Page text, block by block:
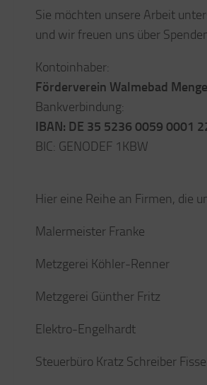
Sie möchten unsere Arbeit
und wir freuen uns über
Kontoinhaber:
Förderverein Walmebad
Bankverbindung:
IBAN: DE 35 5236 0059 0001
BIC: GENODEF 1KBW
Hier eine Reihe an Firmen, die
Malermeister Franke
Metzgerei Köhler-Renner
Metzgerei Günther Fritz
Elektro-Engelhardt
Steuerbüro Kratz Schreiber